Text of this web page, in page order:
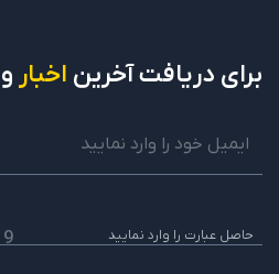
برای دریافتآخرین اخبار
9 - 59